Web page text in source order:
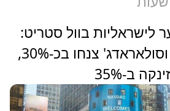
לישראליות בוול סטריט:
טאבולה וסולאראדג' צנחו בכ-30%,
ב-35%